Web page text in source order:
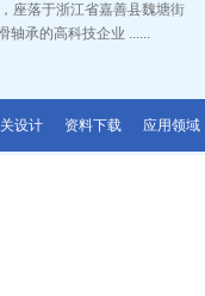
座落于浙江省嘉善县魏塘街
轴承的高科技企业 ......
设计 资料下载 应用领域